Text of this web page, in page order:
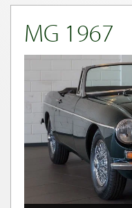
MG 1967